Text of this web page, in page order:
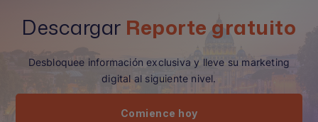
Descargar Reporte gratuito
Desbloquee información exclusiva y lleve su marketing
digital al siguiente nivel.
Comience hoy